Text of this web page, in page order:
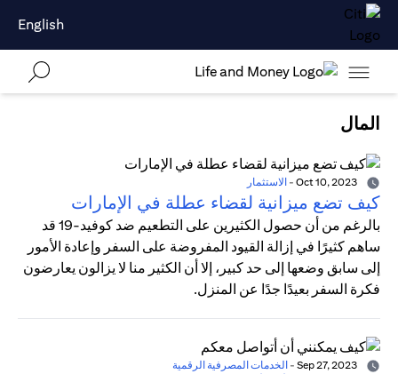
English
المال
- الاستثمار
كيف تضع ميزانية لقضاء عطلة في الإمارات
بالرغم من أن حصول الكثيرين على التطعيم ضد كوفيد-19 قد
ساهم كثيرًا في إزالة القيود المفروضة على السفر وإعادة الأمور
إلى سابق وضعها إلى حد كبير، إلا أن الكثير منا لا يزالون يعارضون
فكرة السفر بعيدًا جدًا عن المنزل.
- الخدمات المصرفية الرقمية